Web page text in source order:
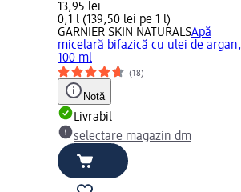
13,95 lei
0,1 l (139,50 lei pe 1 l)
GARNIER SKIN NATURALSApă
micelară bifazică cu ulei de argan,
100 ml
(18)
Notă
Livrabil
selectare magazin dm